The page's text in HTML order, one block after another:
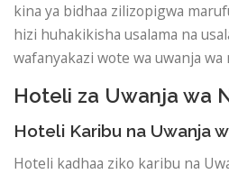
kina ya bidhaa zilizopigwa
hizi huhakikisha usalama na
wafanyakazi wote wa uwanja wa
Hoteli za Uwanja wa
Hoteli Karibu na Uwanja
Hoteli kadhaa ziko karibu na